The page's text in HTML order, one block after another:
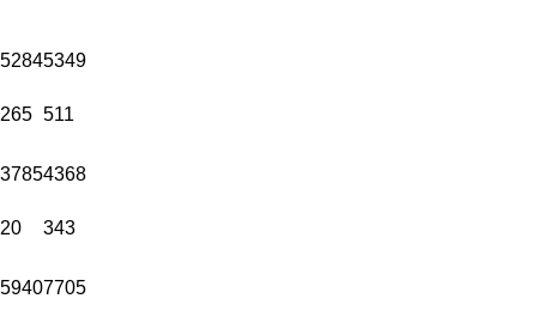
5284
265
5349
511
3785
20
4368
343
59407705